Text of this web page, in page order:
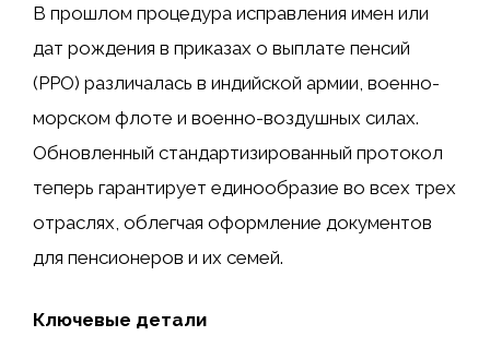
В прошлом процедура исправления имен или
дат рождения в приказах о выплате пенсий
(PPO) различалась в индийской армии, военно-
морском флоте и военно-воздушных силах.
Обновленный стандартизированный протокол
теперь гарантирует единообразие во всех трех
отраслях, облегчая оформление документов
для пенсионеров и их семей.
Ключевые детали